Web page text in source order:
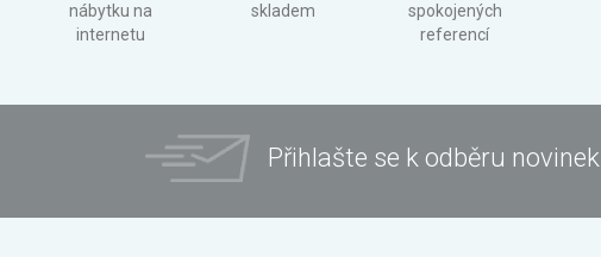
nábytku na
internetu
skladem
spokojených
referencí
Přihlašte se k odběru novinek